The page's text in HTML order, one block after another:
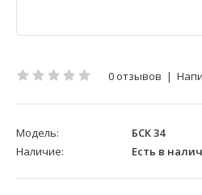
0 отзывов |
Модель:
БСК 34
Наличие:
Есть в